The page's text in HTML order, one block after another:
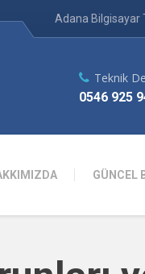
Adana Bilgisayar
GÜNCEL
Teknik
0546 925